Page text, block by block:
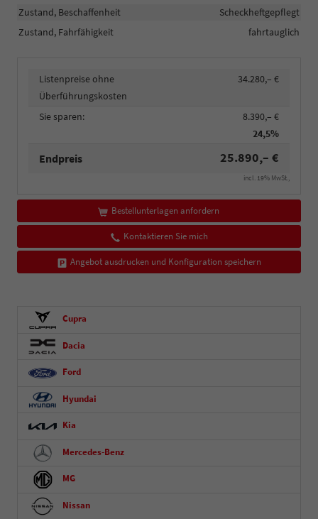
Zustand, Beschaffenheit
Scheckheftgepflegt
Zustand, Fahrfähigkeit
fahrtauglich
Listenpreise ohne
Überführungskosten
34.280,– €
Sie sparen:
8.390,– €
24,5%
Endpreis 25.890,– €
incl. 19% MwSt.,
Bestellunterlagen anfordern
Kontaktieren Sie mich
Angebot ausdrucken und Konfiguration speichern
Cupra
Dacia
Ford
Hyundai
Kia
Mercedes-Benz
MG
Nissan